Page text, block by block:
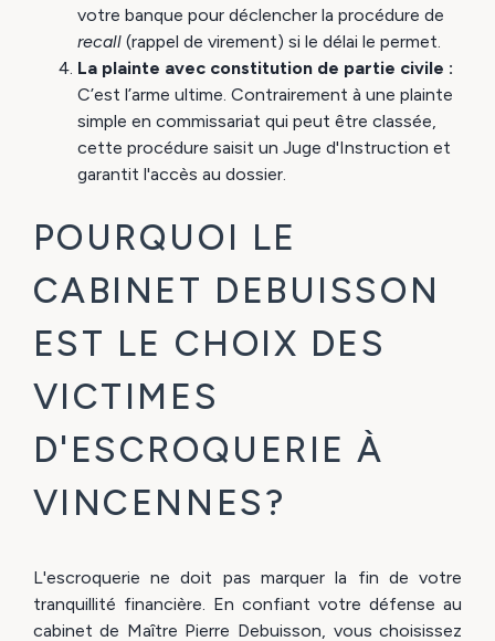
votre banque pour déclencher la procédure de
recall(rappel de virement) si le délai le permet.
La plainte avec constitution de partie civile :
C’est l’arme ultime. Contrairement à une plainte
simple en commissariat qui peut être classée,
cette procédure saisit un Juge d'Instruction et
garantit l'accès au dossier.
POURQUOI LE
CABINET DEBUISSON
EST LE CHOIX DES
VICTIMES
D'ESCROQUERIE À
VINCENNES?
L'escroquerie ne doit pas marquer la fin de votre
tranquillité financière. En confiant votre défense au
cabinet de Maître Pierre Debuisson, vous choisissez